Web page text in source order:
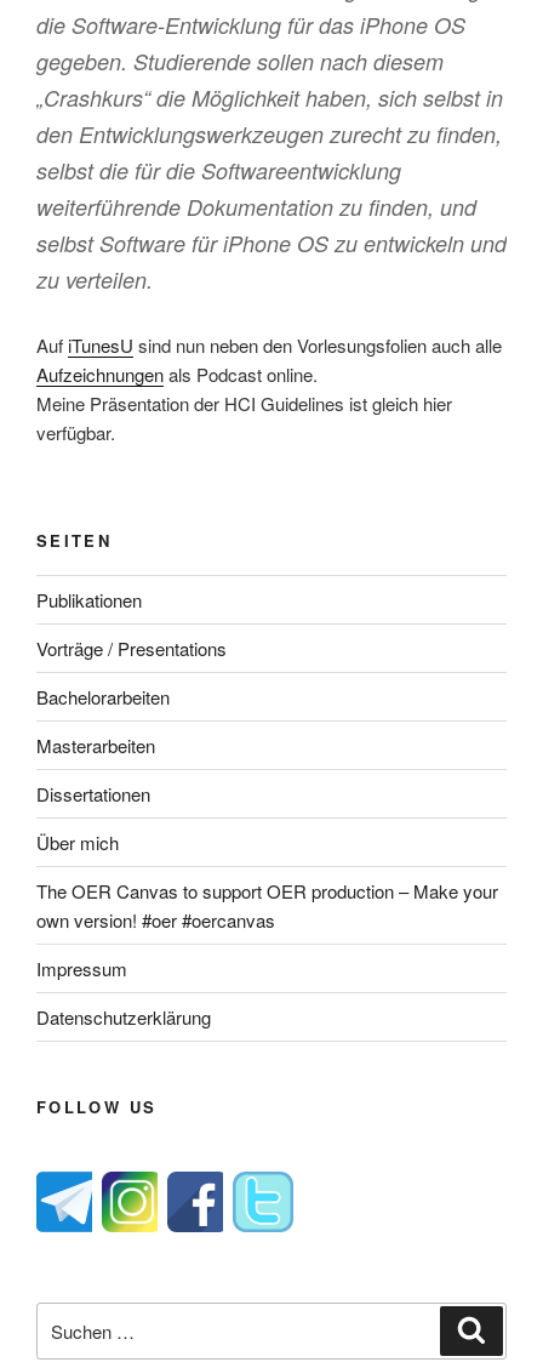
die Software-Entwicklung für das iPhone OS
gegeben. Studierende sollen nach diesem
„Crashkurs“ die Möglichkeit haben, sich selbst in
den Entwicklungswerkzeugen zurecht zu finden,
selbst die für die Softwareentwicklung
weiterführende Dokumentation zu finden, und
selbst Software für iPhone OS zu entwickeln und
zu verteilen.
AufiTunesU sind nun neben den Vorlesungsfolien auch alle
Aufzeichnungenals Podcast online.
Meine Präsentation der HCI Guidelines ist gleich hier
verfügbar.
SEITEN
Publikationen
Vorträge / Presentations
Bachelorarbeiten
Masterarbeiten
Dissertationen
Über mich
The OER Canvas to support OER production – Make your
own version! #oer #oercanvas
Impressum
Datenschutzerklärung
FOLLOW US
nach: